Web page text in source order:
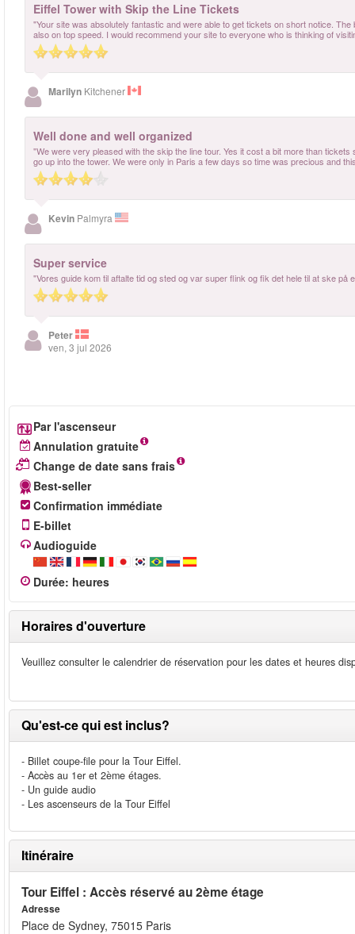
Eiffel Tower with Skip the Line Tickets
"Your site was absolutely fantastic and were able to get tickets on short notice.
also on top speed. I would recommend your site to everyone who is thinking of
Marilyn Kitchener
Well done and well organized
"We were very pleased with the skip the line tour. Yes it cost a bit more than
go up into the tower. We were only in Paris a few days so time was precious and
Kevin Palmyra
Super service
"Vores guide kom til aftalte tid og sted og var super flink og fik det hele til at ske på
Peter
ven, 3 jul 2026
Par l'ascenseur
Annulation gratuite
Change de date sans frais
Best-seller
Confirmation immédiate
E-billet
Audioguide
Durée: heures
Horaires d'ouverture
Veuillez consulter le calendrier de réservation pour les dates et heures
Qu'est-ce qui est inclus?
- Billet coupe-file pour la Tour Eiffel.
- Accès au 1er et 2ème étages.
- Un guide audio
- Les ascenseurs de la Tour Eiffel
Itinéraire
Tour Eiffel : Accès réservé au 2ème étage
Adresse
Place de Sydney, 75015 Paris